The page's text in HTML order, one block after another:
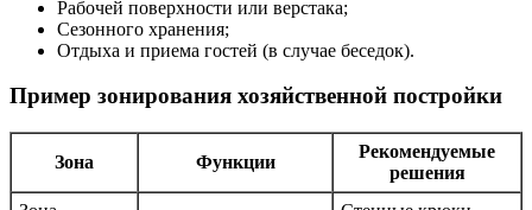
Рабочей поверхности или верстака;
Сезонного хранения;
Отдыха и приема гостей (в случае беседок).
Пример зонирования хозяйственной постройки
Зона Функции
Рекомендуемые
решения